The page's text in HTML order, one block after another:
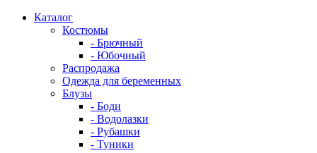
Каталог
Костюмы
- Брючный
- Юбочный
Распродажа
Одежда для беременных
Блузы
- Боди
- Водолазки
- Рубашки
- Туники